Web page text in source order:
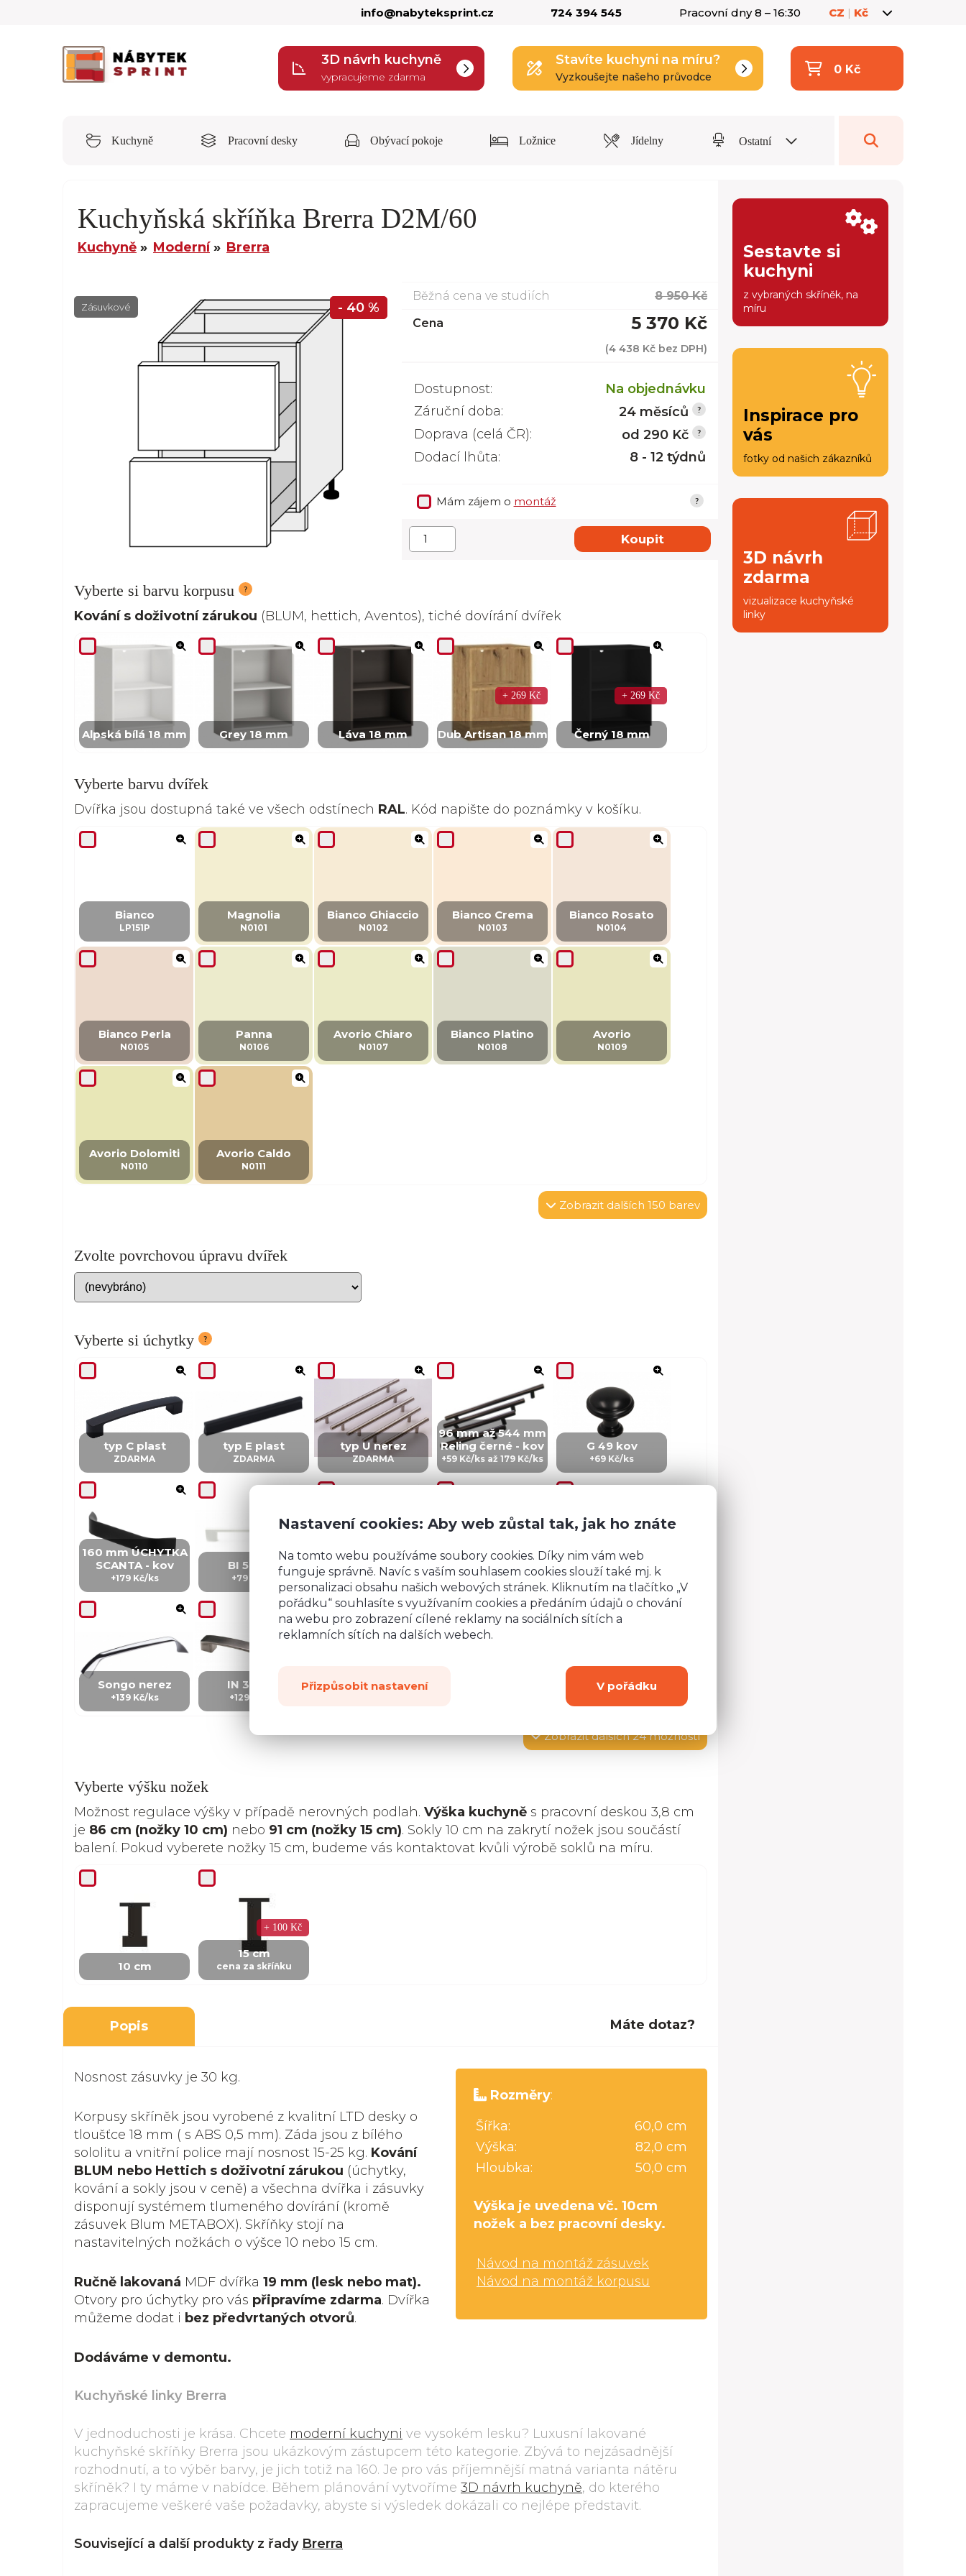
info@nabyteksprint.cz 724 394 545 Pracovní dny 8 – 16:30 CZ | Kč
3D návrh kuchyně
vypracujeme zdarma
Stavíte kuchyni na míru?
Vyzkoušejte našeho průvodce
0 Kč
Kuchyně Pracovní desky Obývací pokoje Ložnice Jídelny Ostatní
Kuchyňská skříňka Brerra D2M/60
Kuchyně Moderní Brerra
Zásuvkové - 40 %
Běžná cena ve studiích
8 950 Kč
Cena
5 370 Kč
(4 438 Kč bez DPH)
Dostupnost:
Na objednávku
Záruční doba:
24 měsíců
Doprava (celá ČR):
od 290 Kč
Dodací lhůta:
8 - 12 týdnů
Mám zájem o montáž
Koupit
Vyberte si barvu korpusu
Kování s doživotní zárukou (BLUM, hettich, Aventos), tiché dovírání dvířek
Alpská bílá 18 mm Grey 18 mm Láva 18 mm Dub Artisan 18 mm
+ 269 Kč
Černý 18 mm
+ 269 Kč
Vyberte barvu dvířek
Dvířka jsou dostupná také ve všech odstínech RAL. Kód napište do poznámky v košíku.
Bianco
LP151P
Magnolia
N0101
Bianco Ghiaccio
N0102
Bianco Crema
N0103
Bianco Rosato
N0104
Bianco Perla
N0105
Panna
N0106
Avorio Chiaro
N0107
Bianco Platino
N0108
Avorio
N0109
Avorio Dolomiti
N0110
Avorio Caldo
N0111
Zobrazit dalších 150 barev
Zvolte povrchovou úpravu dvířek
Vyberte si úchytky
typ C plast
ZDARMA
typ E plast
ZDARMA
typ U nerez
ZDARMA
96 mm až 544 mm
Reling černé - kov
+59 Kč/ks až 179 Kč/ks
G 49 kov
+69 Kč/ks
160 mm ÚCHYTKA
SCANTA - kov
+179 Kč/ks
BI 5 - kov
+79 Kč/ks
CZ 5 - kov
+99 Kč/ks
IN 5 - kov
+99 Kč/Ks
ZI5 - KOV
+149 Kč/ks
Songo nerez
+139 Kč/ks
IN 3 - kov
+129 Kč/Ks
Zobrazitdalších 24 možností
Vyberte výšku nožek
Možnost regulace výšky v případě nerovných podlah. Výška kuchyně s pracovní deskou 3,8 cm
je 86 cm (nožky 10 cm) nebo 91 cm (nožky 15 cm). Sokly 10 cm na zakrytí nožek jsou součástí
balení. Pokud vyberete nožky 15 cm, budeme vás kontaktovat kvůli výrobě soklů na míru.
10 cm
15 cm
cena za skříňku
+ 100 Kč
Popis Máte dotaz?
Rozměry:
Šířka:
60,0 cm
Výška:
82,0 cm
Hloubka:
50,0 cm
Výška je uvedena vč. 10cm
nožek a bez pracovní desky.
Návod na montáž zásuvek
Návod na montáž korpusu
Nosnost zásuvky je 30 kg.
Korpusy skříněk jsou vyrobené z kvalitní LTD desky o
tloušťce 18 mm ( s ABS 0,5 mm). Záda jsou z bílého
sololitu a vnitřní police mají nosnost 15-25 kg. Kování
BLUM nebo Hettich s doživotní zárukou (úchytky,
kování a sokly jsou v ceně) a všechna dvířka i zásuvky
disponují systémem tlumeného dovírání (kromě
zásuvek Blum METABOX). Skříňky stojí na
nastavitelných nožkách o výšce 10 nebo 15 cm.
Ručně lakovaná MDF dvířka 19 mm (lesk nebo mat).
Otvory pro úchytky pro vás připravíme zdarma. Dvířka
můžeme dodat i bez předvrtaných otvorů.
Dodáváme v demontu.
Kuchyňské linky Brerra
V jednoduchosti je krása. Chcete moderní kuchyni ve vysokém lesku? Luxusní lakované
kuchyňské skříňky Brerra jsou ukázkovým zástupcem této kategorie. Zbývá to nejzásadnější
rozhodnutí, a to výběr barvy, je jich totiž na 160. Je pro vás příjemnější matná varianta nátěru
skříněk? I ty máme v nabídce. Během plánování vytvoříme 3D návrh kuchyně, do kterého
zapracujeme veškeré vaše požadavky, abyste si výsledek dokázali co nejlépe představit.
Související a další produkty z řady Brerra
Sestavte si
kuchyni
z vybraných skříněk, na
míru
Inspirace pro
vás
fotky od našich zákazníků
3D návrh
zdarma
vizualizace kuchyňské
linky
Nastavení cookies: Aby web zůstal tak, jak ho znáte
Na tomto webu používáme soubory cookies. Díky nim vám web
funguje správně. Navíc s vaším souhlasem cookies slouží také mj. k
personalizaci obsahu našich webových stránek. Kliknutím na tlačítko „V
pořádku“ souhlasíte s využívaním cookies a předáním údajů o chování
na webu pro zobrazení cílené reklamy na sociálních sítích a
reklamních sítích na dalších webech.
Přizpůsobit nastavení V pořádku